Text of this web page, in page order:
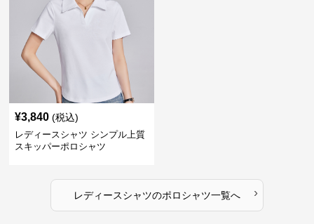
¥3,840 (税込)
レディースシャツ シンプル上質
スキッパーポロシャツ
レディースシャツのポロシャツ一覧へ ›